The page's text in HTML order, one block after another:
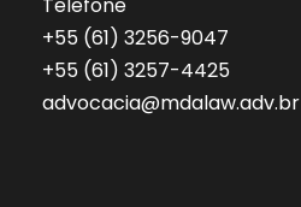
Telefone
‎+55 (61) 3256-9047
‎+55 (61) 3257-4425
advocacia@mdalaw.adv.br